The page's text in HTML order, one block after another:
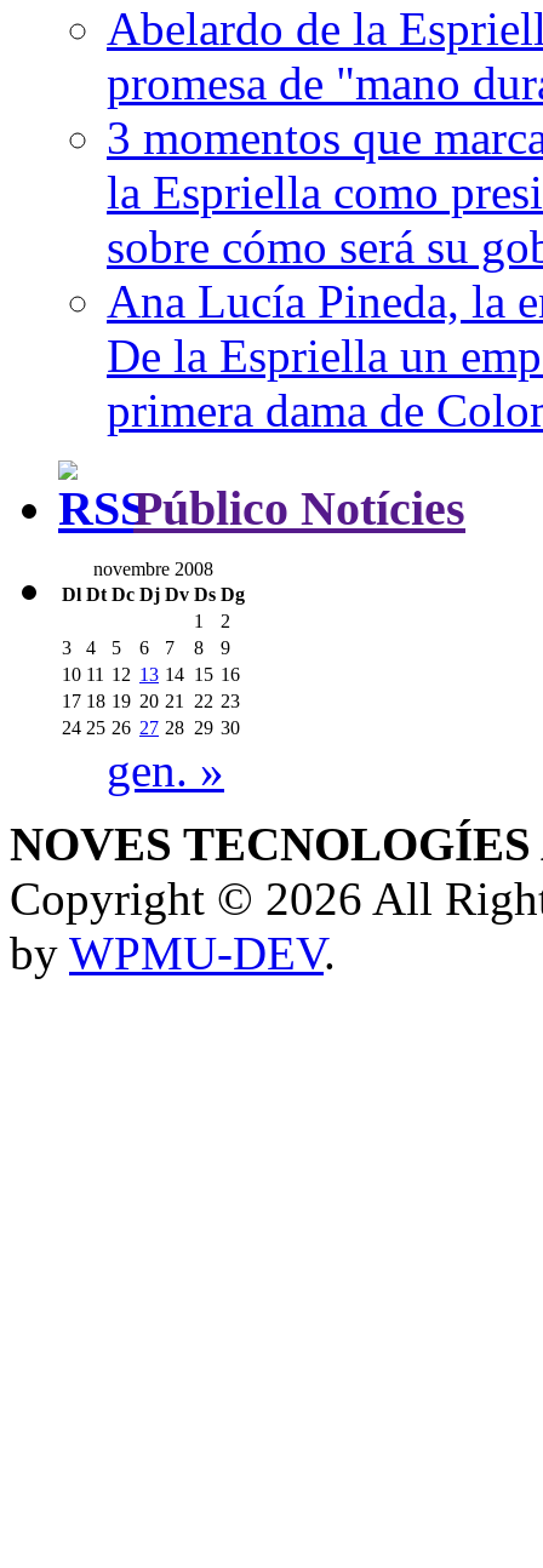
Abelardo de la
promesa de "mano
3 momentos que
la Espriella como
sobre cómo será su
Ana Lucía Pineda, la
De la Espriella un
primera dama de
Público Notícies
novembre 2008
Dl Dt Dc Dj Dv Ds Dg
1
2
3
4 5 6 7 8
9
10 11 12 13 14 15 16
17 18 19 20 21 22 23
24 25 26 27 28 29 30
gen. »
NOVES
Copyright © 2026 All
by WPMU-DEV.